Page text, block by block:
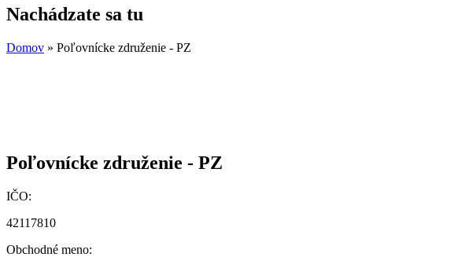
Nachádzate sa tu
Domov » Poľovnícke združenie - PZ
Poľovnícke združenie - PZ
IČO:
42117810
Obchodné meno: